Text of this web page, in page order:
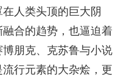
人类头顶的巨大阴
合的趋势，也逼迫着
朋克、克苏鲁与小说
行元素的大杂烩，更